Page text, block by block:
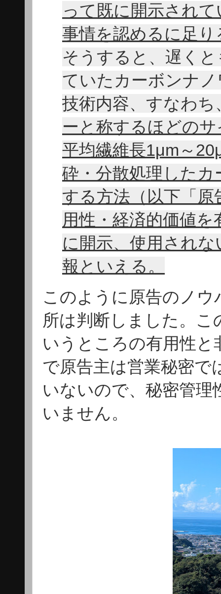
って既に開示され
事情を認めるに足
そうすると、遅く
ていたカーボンナ
技術内容、すなわち
ーと称するほどの
平均繊維長1μm～
砕・分散処理した
する方法（以下「
用性・経済的価値
に開示、使用され
報といえる。
このように原告のノ
所は判断しました。こ
いうところの有用性
で原告主は営業秘密
いないので、秘密管
いません。